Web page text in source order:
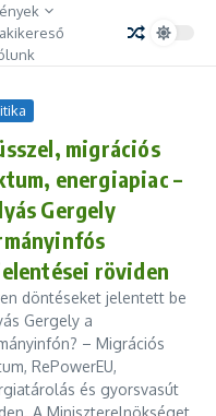
migrációs
energiapiac –
Gergely
röviden
döntéseket jelentett be
Gergely a
– Migrációs
RePowerEU,
és gyorsvasút
A Miniszterelnökséget